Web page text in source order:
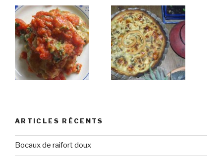
ARTICLES RÉCENTS
Bocaux de raifort doux